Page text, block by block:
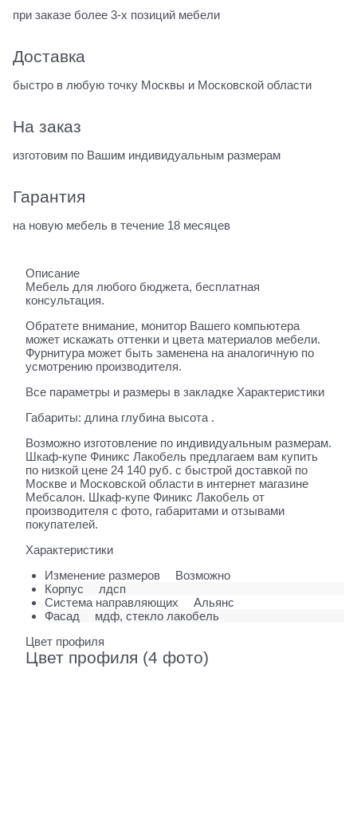
при заказе более 3-х позиций мебели
Доставка
быстро в любую точку Москвы и Московской области
На заказ
изготовим по Вашим индивидуальным размерам
Гарантия
на новую мебель в течение 18 месяцев
Описание
Мебель для любого бюджета, бесплатная
консультация.
Обратете внимание, монитор Вашего компьютера
может искажать оттенки и цвета материалов мебели.
Фурнитура может быть заменена на аналогичную по
усмотрению производителя.
Все параметры и размеры в закладке Характеристики
Габариты: длина глубина высота .
Возможно изготовление по индивидуальным размерам.
Шкаф-купе Финикс Лакобель предлагаем вам купить
по низкой цене 24 140 руб. с быстрой доставкой по
Москве и Московской области в интернет магазине
Мебсалон. Шкаф-купе Финикс Лакобель от
производителя с фото, габаритами и отзывами
покупателей.
Характеристики
Изменение размеров
Возможно
Корпус
лдсп
Система направляющих
Альянс
Фасад
мдф, стекло лакобель
Цвет профиля
Цвет профиля (4 фото)